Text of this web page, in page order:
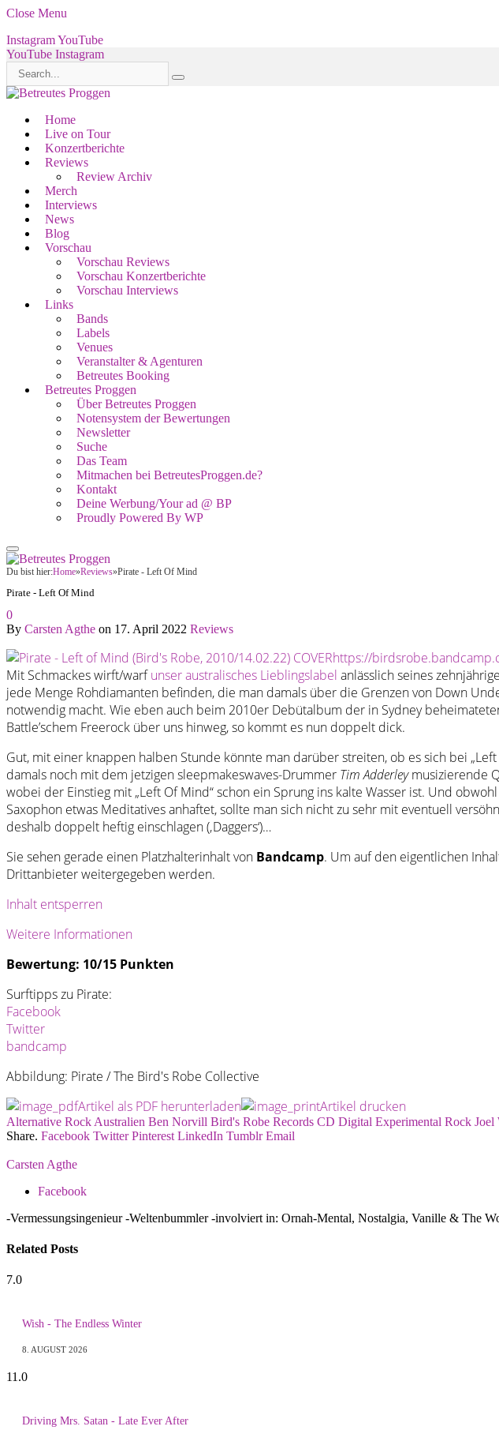
Close Menu
InstagramYouTube
YouTube Instagram
Home
Live on Tour
Konzertberichte
Reviews
Review Archiv
Merch
Interviews
News
Blog
Vorschau
Vorschau Reviews
Vorschau Konzertberichte
Vorschau Interviews
Links
Bands
Labels
Venues
Veranstalter & Agenturen
Betreutes Booking
Betreutes Proggen
Über Betreutes Proggen
Notensystem der Bewertungen
Newsletter
Suche
Das Team
Mitmachen bei BetreutesProggen.de?
Kontakt
Deine Werbung/Your ad @ BP
Proudly Powered By WP
Du bist hier:Home»Reviews»Pirate - Left Of Mind
Pirate - Left Of Mind
0
By Carsten Agthe on 17. April 2022 Reviews
Mit Schmackes wirft/warfunser australisches Lieblingslabel anlässlich seines
jede Menge Rohdiamanten befinden, die man damals über die Grenzen von Down
notwendig macht. Wie eben auch beim 2010er Debütalbum der in Sydney
Battle’schem Freerock über uns hinweg, so kommt es nun doppelt dick.
Gut, mit einer knappen halben Stunde könnte man darüber streiten, ob es sich bei
damals noch mit dem jetzigen sleepmakeswaves-Drummer Tim Adderleymusizierende
wobei der Einstieg mit „Left Of Mind“ schon ein Sprung ins kalte Wasser ist. Und
Saxophon etwas Meditatives anhaftet, sollte man sich nicht zu sehr mit eventuell
deshalb doppelt heftig einschlagen (‚Daggers‘)…
Sie sehen gerade einen Platzhalterinhalt von Bandcamp. Um auf den eigentlichen
Drittanbieter weitergegeben werden.
Inhalt entsperren
Weitere Informationen
Bewertung: 10/15 Punkten
Surftipps zu Pirate:
Facebook
Twitter
bandcamp
Abbildung: Pirate / The Bird's Robe Collective
Artikel als PDF herunterladen
Artikel drucken
Alternative Rock Australien Ben Norvill Bird's Robe Records CD Digital Experimental Rock Joel
Share. Facebook Twitter Pinterest LinkedIn Tumblr Email
Carsten Agthe
Facebook
-Vermessungsingenieur -Weltenbummler -involviert in: Ornah-Mental, Nostalgia, Vanille & The
Related Posts
7.0
Wish - The Endless Winter
8. AUGUST 2026
11.0
Driving Mrs. Satan - Late Ever After